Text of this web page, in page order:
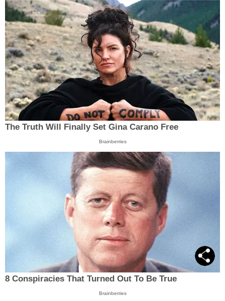
The Truth Will Finally Set Gina Carano Free
Brainberries
8 Conspiracies That Turned Out To Be True
Brainberries